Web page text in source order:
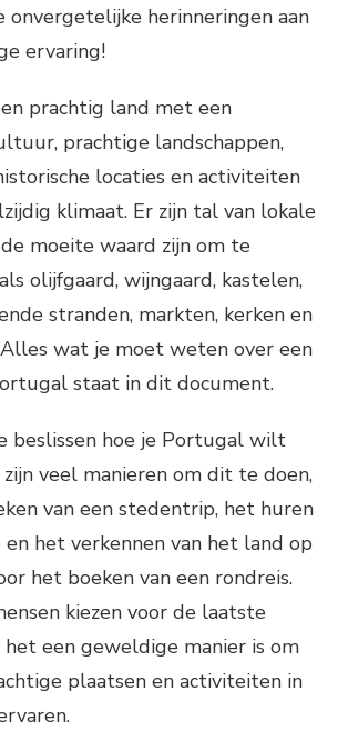
onvergetelijke herinneringen aan
ervaring!
prachtig land met een
prachtige landschappen,
locaties en activiteiten
klimaat. Er zijn tal van lokale
moeite waard zijn om te
olijfgaard, wijngaard, kastelen,
stranden, markten, kerken en
wat je moet weten over een
staat in dit document.
beslissen hoe je Portugal wilt
zijn veel manieren om dit te doen,
van een stedentrip, het huren
en het verkennen van het land op
het boeken van een rondreis.
kiezen voor de laatste
een geweldige manier is om
plaatsen en activiteiten in